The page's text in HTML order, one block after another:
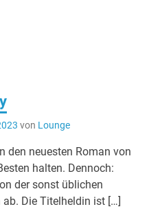
von Lounge
den neuesten Roman von
halten. Dennoch:
der sonst üblichen
Die Titelheldin ist […]